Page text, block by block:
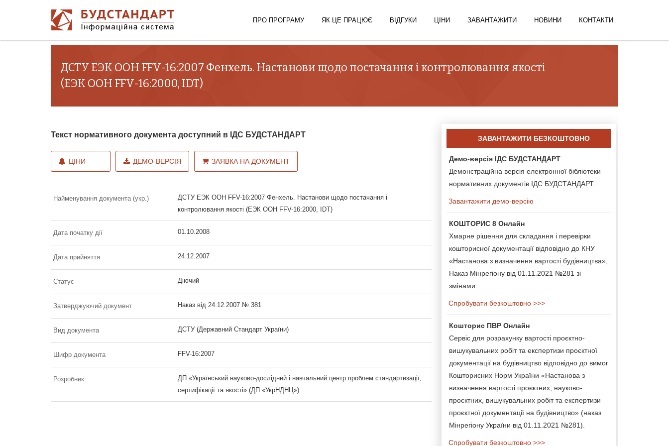
ПРО ПРОГРАМУ ЯК ЦЕ ПРАЦЮЄ ВІДГУКИ ЦІНИ ЗАВАНТАЖИТИ НОВИНИ КОНТАКТИ
ДСТУ ЕЭК ООН FFV-16:2007 Фенхель. Настанови щодо постачання і контролювання якості
(ЕЭК ООН FFV-16:2000, IDT)
Текст нормативного документа доступний в ІДС БУДСТАНДАРТ
ЦІНИ ДЕМО-ВЕРСІЯ ЗАЯВКА НА ДОКУМЕНТ
Найменування документа (укр.)
ДСТУ ЕЭК ООН FFV-16:2007 Фенхель. Настанови щодо постачання і
контролювання якості (ЕЭК ООН FFV-16:2000, IDT)
Дата початку дії 01.10.2008
Дата прийняття 24.12.2007
Статус Діючий
Затверджуючий документ Наказ від 24.12.2007 № 381
Вид документа ДСТУ (Державний Стандарт України)
Шифр документа FFV-16:2007
Розробник
ДП «Український науково-дослідний і навчальний центр проблем стандартизації,
сертифікації та якості» (ДП «УкрНДНЦ»)
ЗАВАНТАЖИТИ БЕЗКОШТОВНО
Демо-версія ІДС БУДСТАНДАРТ
Демонстраційна версія електронної бібліотеки
нормативних документів ІДС БУДСТАНДАРТ.
Завантажити демо-версію
КОШТОРИС 8 Онлайн
Хмарне рішення для складання і перевірки
кошторисної документації відповідно до КНУ
«Настанова з визначення вартості будівництва»,
Наказ Мінрегіону від 01.11.2021 №281 зі
змінами.
Спробувати безкоштовно >>>
Кошторис ПВР Онлайн
Сервіс для розрахунку вартості проєктно-
вишукувальних робіт та експертизи проєктної
документації на будівництво відповідно до вимог
Кошторисних Норм України «Настанова з
визначення вартості проєктних, науково-
проєктних, вишукувальних робіт та експертизи
проєктної документації на будівництво» (наказ
Мінрегіону України від 01.11.2021 №281).
Спробувати безкоштовно >>>